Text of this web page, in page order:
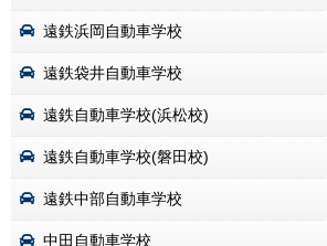
遠鉄浜岡自動車学校
遠鉄袋井自動車学校
遠鉄自動車学校(浜松校)
遠鉄自動車学校(磐田校)
遠鉄中部自動車学校
中田自動車学校